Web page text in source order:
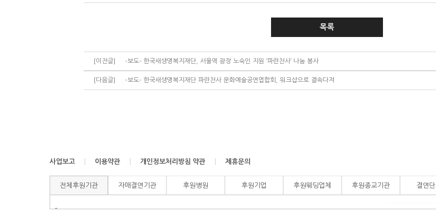
목록
[이전글] -보도- 한국새생명복지재단, 서울역 광장 노숙인 지원 ‘파란천사’ 나눔 봉사
[다음글] -보도- 한국새생명복지재단 파란천사 문화예술공연엽합회, 워크샵으로 결속다져
사업보고 이용약관 개인정보처리방침 약관 제휴문의
전체후원기관 자매결연기관 후원병원 후원기업 후원웨딩업체 후원종교기관 결연